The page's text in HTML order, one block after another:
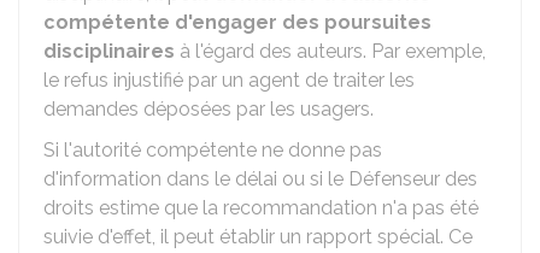
compétente d'engager des poursuites
disciplinaires à l'égard des auteurs. Par exemple,
le refus injustifié par un agent de traiter les
demandes déposées par les usagers.
Si l'autorité compétente ne donne pas
d'information dans le délai ou si le Défenseur des
droits estime que la recommandation n'a pas été
suivie d'effet, il peut établir un rapport spécial. Ce